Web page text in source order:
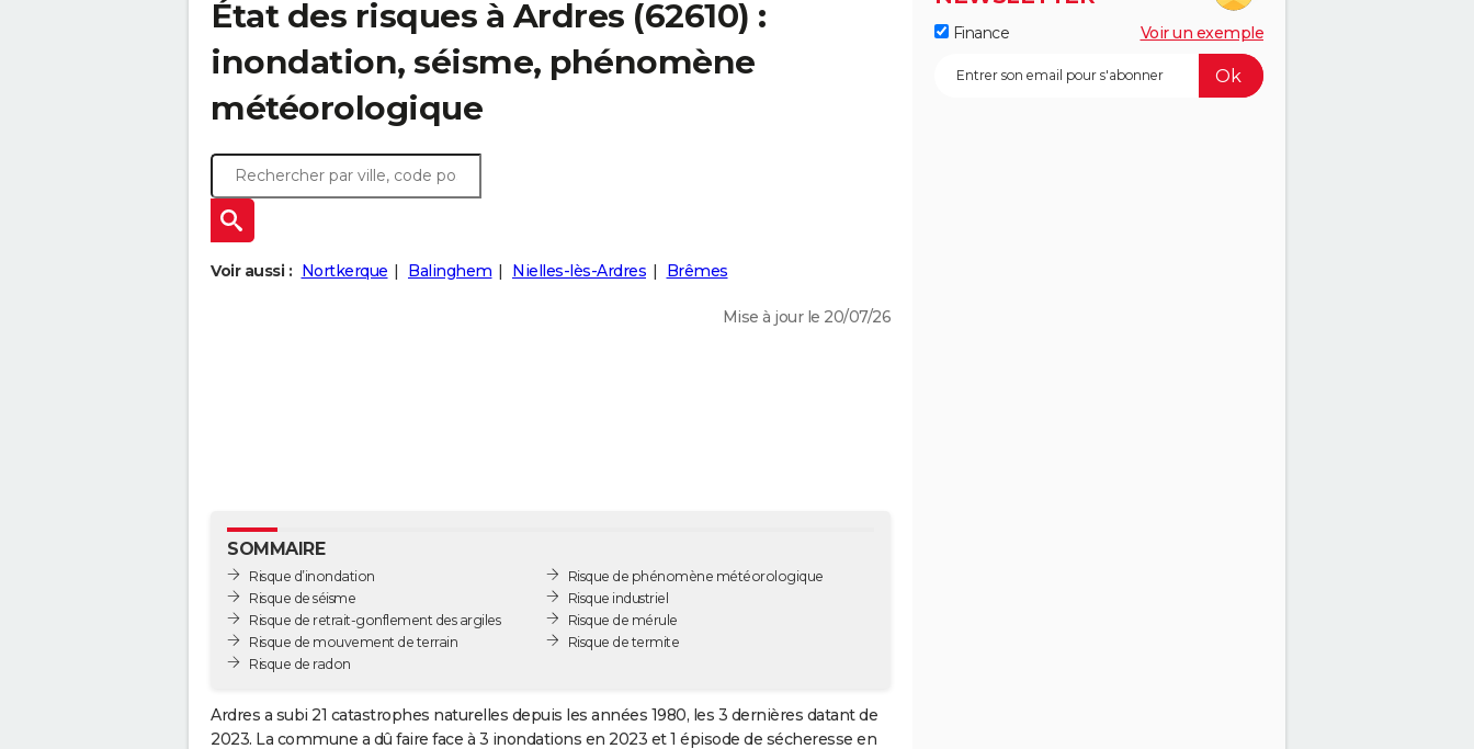
État des risques à Ardres (62610) :
inondation, séisme, phénomène
météorologique
Voir aussi : Nortkerque Balinghem Nielles-lès-Ardres Brêmes
Mise à jour le 20/07/26
SOMMAIRE
Risque d’inondation
Risque de séisme
Risque de retrait-gonflement des argiles
Risque de mouvement de terrain
Risque de radon
Risque de phénomène météorologique
Risque industriel
Risque de mérule
Risque de termite
Ardres a subi 21 catastrophes naturelles depuis les années 1980, les 3 dernières datant de
2023. La commune a dû faire face à 3 inondations en 2023 et 1 épisode de sécheresse en
Finance Voir un exemple